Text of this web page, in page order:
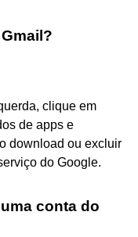
clique em
de apps e
download ou excluir
do Google.
conta do